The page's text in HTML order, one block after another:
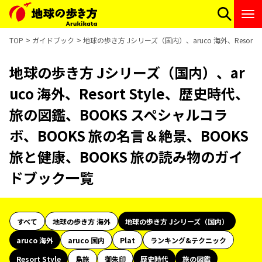
TOP ガイドブック 地球の歩き方 Jシリーズ（国内）、aruco 海外、Resort
地球の歩き方 Jシリーズ（国内）、ar
uco 海外、Resort Style、歴史時代、
旅の図鑑、BOOKS スペシャルコラ
ボ、BOOKS 旅の名言＆絶景、BOOKS
旅と健康、BOOKS 旅の読み物のガイ
ドブック一覧
すべて 地球の歩き方 海外
地球の歩き方 Jシリーズ（国内）
aruco 海外
aruco 国内 Plat
ランキング&テクニック
Resort Style
島旅 御朱印 歴史時代 旅の図鑑